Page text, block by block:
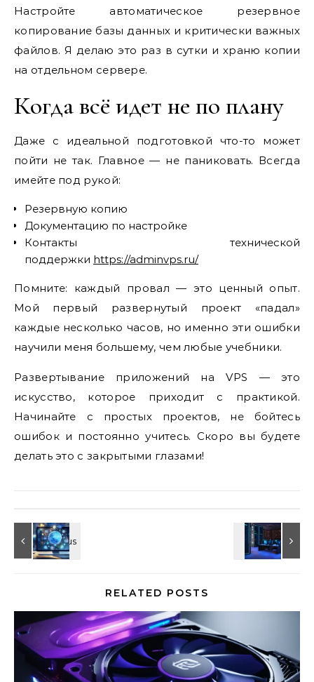
Настройте автоматическое резервное
копирование базы данных и критически важных
файлов. Я делаю это раз в сутки и храню копии
на отдельном сервере.
Когда всё идет не по плану
Даже с идеальной подготовкой что-то может
пойти не так. Главное — не паниковать. Всегда
имейте под рукой:
Резервную копию
Документацию по настройке
Контакты технической
поддержки https://adminvps.ru/
Помните: каждый провал — это ценный опыт.
Мой первый развернутый проект «падал»
каждые несколько часов, но именно эти ошибки
научили меня большему, чем любые учебники.
Развертывание приложений на VPS — это
искусство, которое приходит с практикой.
Начинайте с простых проектов, не бойтесь
ошибок и постоянно учитесь. Скоро вы будете
делать это с закрытыми глазами!
RELATED POSTS